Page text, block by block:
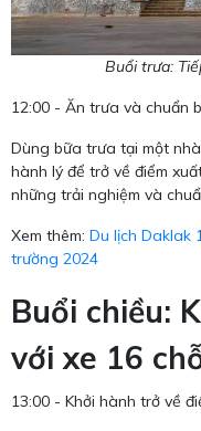
Buổi trưa:
12:00 - Ăn trưa và chuẩn
Dùng bữa trưa tại một
hành lý để trở về điểm
những trải nghiệm và
Xem thêm: Du lịch Daklak
trường 2024
Buổi chiều:
với xe 16
13:00 - Khởi hành trở về